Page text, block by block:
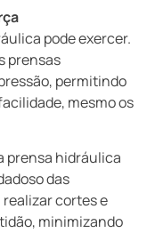
pode exercer.
prensas
permitindo
mesmo os
prensa hidráulica
das
cortes e
minimizando